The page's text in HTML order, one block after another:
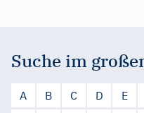
Suche im
A B C D E